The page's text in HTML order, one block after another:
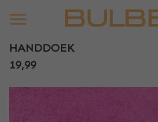
HANDDOEK
19,99